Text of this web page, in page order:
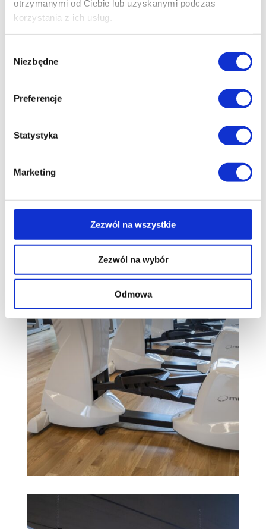
otrzymanymi od Ciebie lub uzyskanymi podczas
korzystania z ich usług.
zgody
Niezbędne
Preferencje
Statystyka
Marketing
Zezwól na wszystkie
Zezwól na wybór
Odmowa
partnerskie podejście.